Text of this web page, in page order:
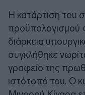
Η κατάρτιση του
προϋπολογισμού
διάρκεια
συγκλήθηκε
γραφείο της
ιστότοπό του. Ο